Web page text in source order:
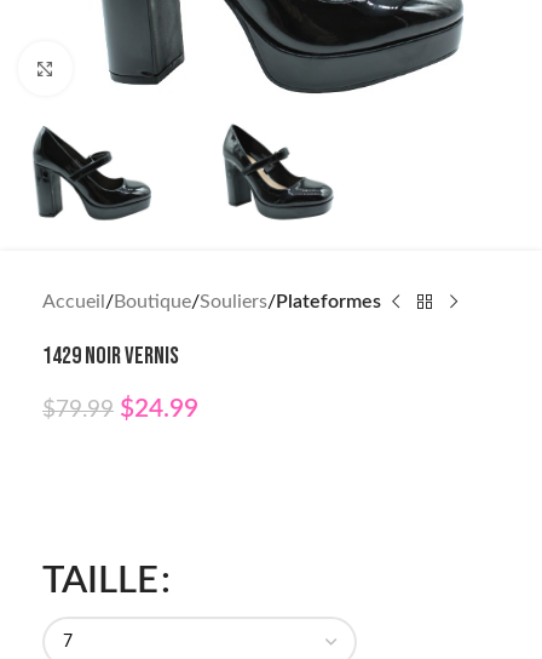
Click to enlarge
Accueil Boutique Souliers Plateformes
1429 NOIR VERNIS
$79.99 $24.99
TAILLE